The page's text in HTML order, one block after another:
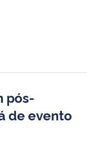
pós-
de evento